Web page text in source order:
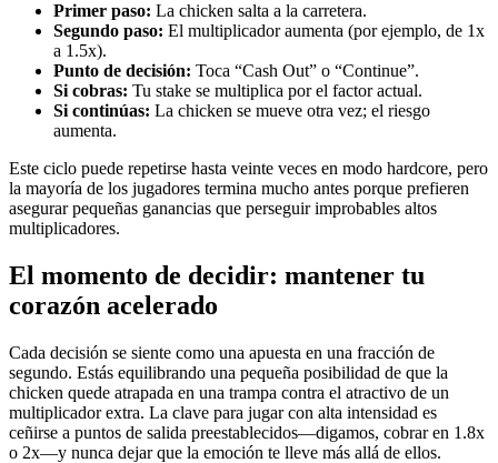
Primer paso: La chicken salta a la carretera.
Segundo paso: El multiplicador aumenta (por ejemplo, de 1x
a 1.5x).
Punto de decisión: Toca “Cash Out” o “Continue”.
Si cobras: Tu stake se multiplica por el factor actual.
Si continúas: La chicken se mueve otra vez; el riesgo
aumenta.
Este ciclo puede repetirse hasta veinte veces en modo hardcore, pero
la mayoría de los jugadores termina mucho antes porque prefieren
asegurar pequeñas ganancias que perseguir improbables altos
multiplicadores.
El momento de decidir: mantener tu
corazón acelerado
Cada decisión se siente como una apuesta en una fracción de
segundo. Estás equilibrando una pequeña posibilidad de que la
chicken quede atrapada en una trampa contra el atractivo de un
multiplicador extra. La clave para jugar con alta intensidad es
ceñirse a puntos de salida preestablecidos—digamos, cobrar en 1.8x
o 2x—y nunca dejar que la emoción te lleve más allá de ellos.